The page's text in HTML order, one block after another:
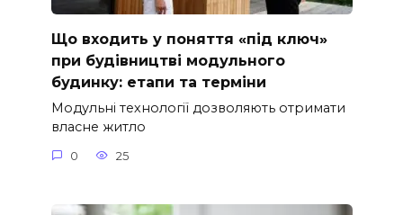
Що входить у поняття «під ключ»
при будівництві модульного
будинку: етапи та терміни
Модульні технології дозволяють отримати
власне житло
0 25